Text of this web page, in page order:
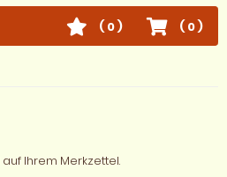
( 0)
( 0)
Ihrem Merkzettel.